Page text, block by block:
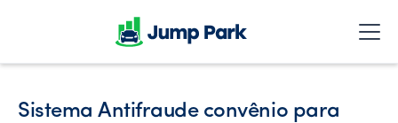
Sistema Antifraude convênio para